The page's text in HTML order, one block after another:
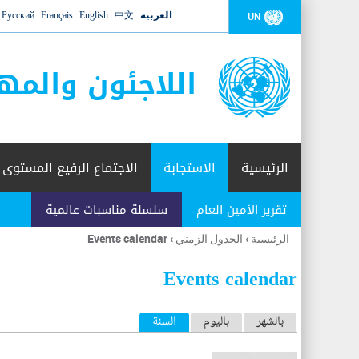
UN العربية 中文
English
Français
Русский
اللاجئون
الرئيسية الاستجابة
تقرير الأمين العام سلسلة مناسبات عالمية
الاجتماع الرفيع المستوى
أنت
هنا
الرئيسية › الجدول الزمني ›
Events calendar
Events calendar
ا
ل
بالشهر باليوم السنة (علامة التبويب النشطة)